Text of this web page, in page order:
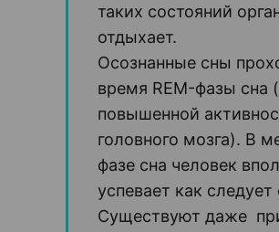
таких состояний
отдыхает.
Осознанные сны
время REM-фазы сна
повышенной
головного мозга). В
фазе сна человек
успевает как следует
Существуют даже